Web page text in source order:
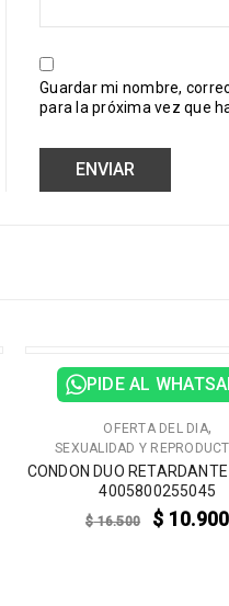
Guardar mi nombre,
para la próxima vez que
VENTA
PIDE AL
OFERTA DEL DIA,
SEXUALIDAD Y
CONDON DUO
4005800255045
$16.500 $ 10.900